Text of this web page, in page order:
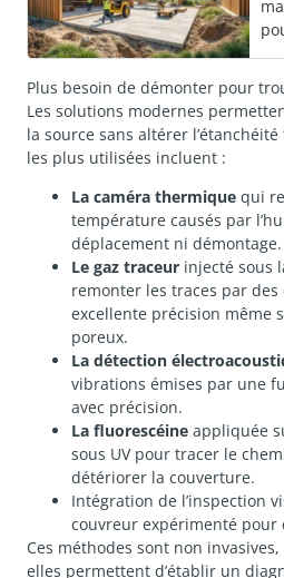
Plus besoin de démonter pour
Les solutions modernes
la source sans altérer
les plus utilisées incluent :
La caméra thermique qui
température causés par
déplacement ni démontage.
Le gaz traceur injecté sous
remonter les traces par
excellente précision même
poreux.
La détection
vibrations émises par une
avec précision.
La fluorescéine appliquée
sous UV pour tracer le
détériorer la couverture.
Intégration de l’inspection
couvreur expérimenté pour
Ces méthodes sont non
elles permettent d’établir un